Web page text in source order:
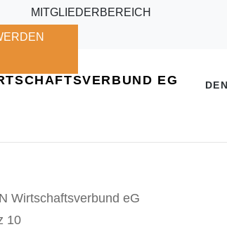
MITGLIEDERBEREICH
Wirtschaftsverbund eG
10